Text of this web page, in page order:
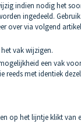
indien nodig het
ingedeeld.
over via volgend
vak wijzigen.
een vak
reeds met identiek
op het lijntje klikt van